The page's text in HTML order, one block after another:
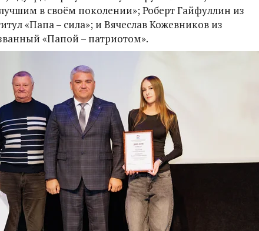
в своём поколении»; Роберт Гайфуллин из
«Папа – сила»; и Вячеслав Кожевников из
«Папой – патриотом».